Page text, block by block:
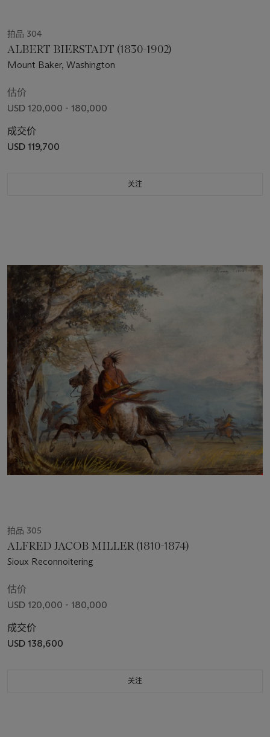
拍品 304
ALBERT BIERSTADT (1830-1902)
Mount Baker, Washington
估价
USD 120,000 - 180,000
成交价
USD 119,700
关注
拍品 305
ALFRED JACOB MILLER (1810-1874)
Sioux Reconnoitering
估价
USD 120,000 - 180,000
成交价
USD 138,600
关注